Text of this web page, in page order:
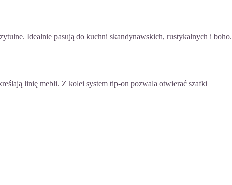
Idealnie pasują do kuchni skandynawskich, rustykalnych i boho.
linię mebli. Z kolei system tip-on pozwala otwierać szafki